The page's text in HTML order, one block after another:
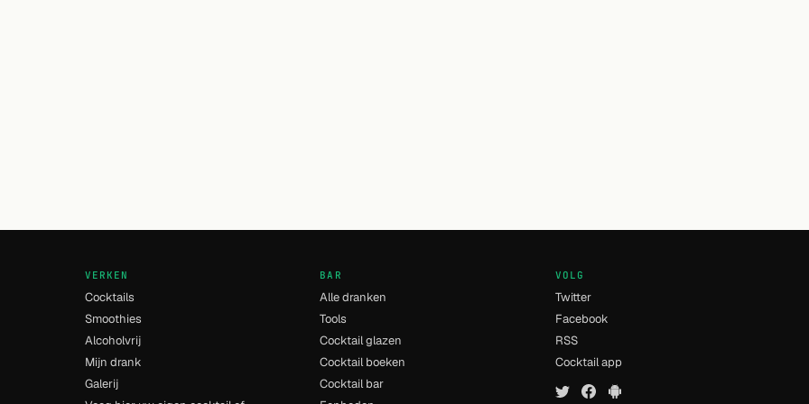
VERKEN
Cocktails
Smoothies
Alcoholvrij
Mijn drank
Galerij
BAR
Alle dranken
Tools
Cocktail glazen
Cocktail boeken
Cocktail bar
VOLG
Twitter
Facebook
RSS
Cocktail app